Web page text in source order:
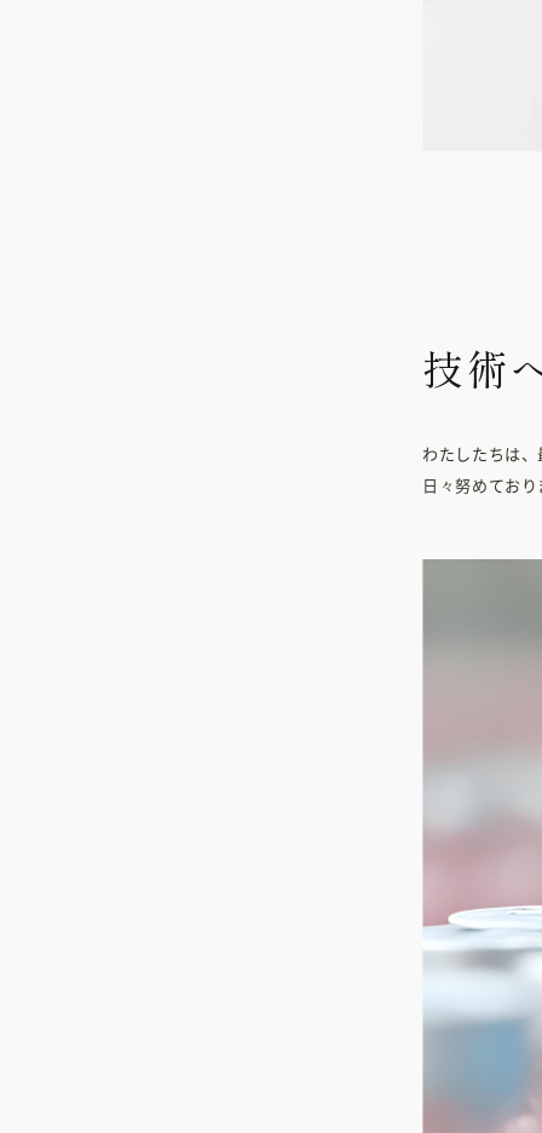
技術
わたしたちは
日々努めてお